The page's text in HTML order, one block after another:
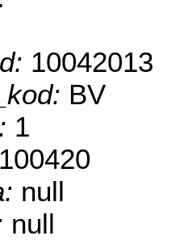
10042013
BV
1
100420
null
null